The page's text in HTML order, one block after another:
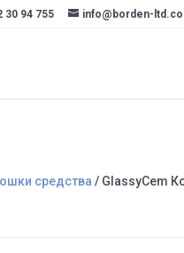
30 94 755 info@borden-
средства / GlassyCem